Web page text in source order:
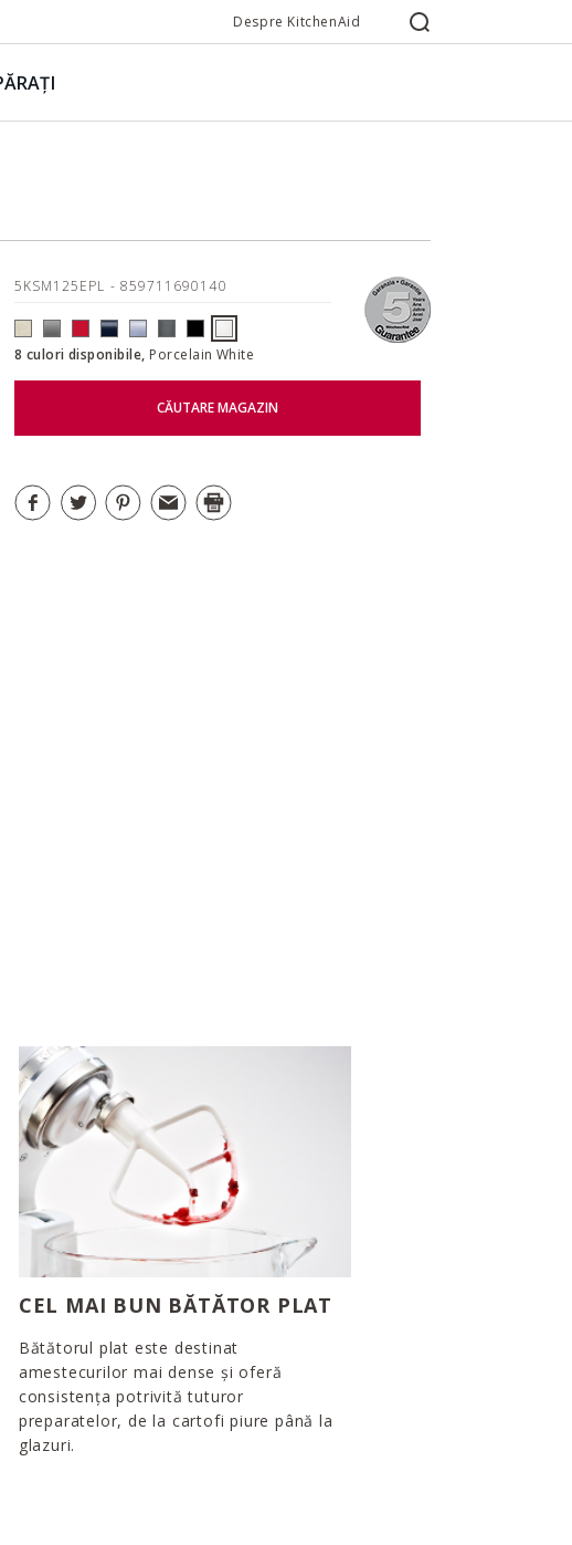
Despre KitchenAid
5KSM125EPL - 859711690140
8 culori disponibile, Porcelain White
CĂUTARE MAGAZIN
CEL MAI BUN BĂTĂTOR PLAT
Bătătorul plat este destinat
amestecurilor mai dense și oferă
consistența potrivită tuturor
preparatelor, de la cartofi piure până la
glazuri.